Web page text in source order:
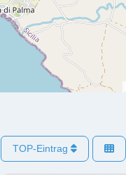
TOP-Eintrag